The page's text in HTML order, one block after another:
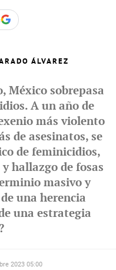
ÁLVAREZ
México sobrepasa
A un año de
más violento
de asesinatos, se
de feminicidios,
hallazgo de fosas
masivo y
una herencia
una estrategia
2023 05:00